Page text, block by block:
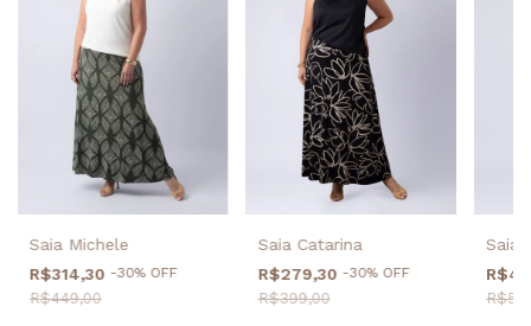
Saia Michele
R$314,30 -30% OFF
R$449,00
Saia Catarina
R$279,30 -30% OFF
R$399,00
Saia